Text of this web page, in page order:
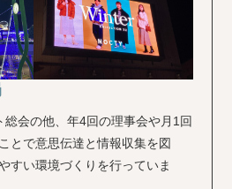
会の他、年4回の理事会や月1回
とで意思伝達と情報収集を図
すい環境づくりを行っていま